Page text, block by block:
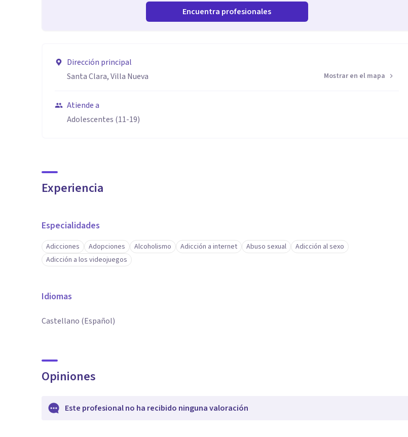
Encuentra profesionales
Dirección principal
Santa Clara, Villa Nueva
Mostrar en el mapa
Atiende a
Adolescentes (11-19)
Experiencia
Especialidades
Adicciones Adopciones Alcoholismo Adicción a internet Abuso sexual
Adicción al sexo
Adicción a los videojuegos
Idiomas
Castellano (Español)
Opiniones
Este profesional no ha recibido ninguna valoración